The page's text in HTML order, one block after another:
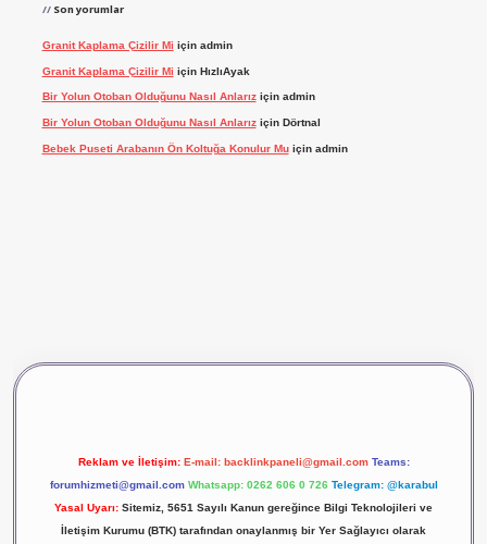
Son yorumlar
Granit Kaplama Çizilir Mi için admin
Granit Kaplama Çizilir Mi için HızlıAyak
Bir Yolun Otoban Olduğunu Nasıl Anlarıziçin admin
Bir Yolun Otoban Olduğunu Nasıl Anlarıziçin Dörtnal
Bebek Puseti Arabanın Ön Koltuğa Konulur Muiçin admin
Reklam ve İletişim: E-mail: backlinkpaneli@gmail.com Teams:
forumhizmeti@gmail.com Whatsapp: 0262 606 0 726 Telegram: @karabul
Yasal Uyarı: Sitemiz, 5651 Sayılı Kanun gereğince Bilgi Teknolojileri ve
İletişim Kurumu (BTK) tarafından onaylanmış bir Yer Sağlayıcı olarak